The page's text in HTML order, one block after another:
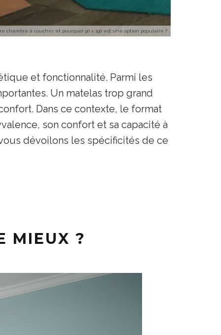
chambre à coucher et pourquoi 90 x 190 est une option populaire ?
et fonctionnalité. Parmi les
Un matelas trop grand
Dans ce contexte, le format
son confort et sa capacité à
dévoilons les spécificités de ce
MIEUX ?